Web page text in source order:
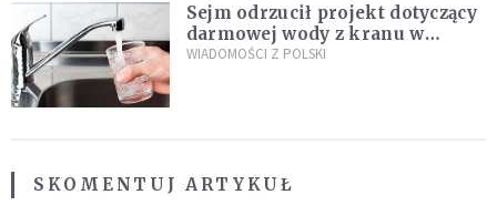
Sejm odrzucił projekt dotyczący
darmowej wody z kranu w
restauracjach
WIADOMOŚCI Z POLSKI
SKOMENTUJ ARTYKUŁ